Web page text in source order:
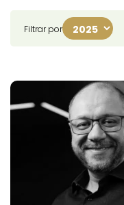
Filtrar por